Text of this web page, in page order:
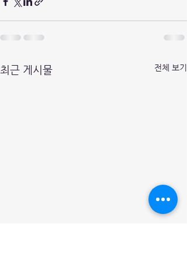
최근 게시물 전체 보기